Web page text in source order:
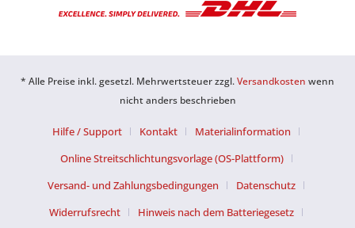
* Alle Preise inkl. gesetzl. Mehrwertsteuer zzgl.Versandkosten wenn
nicht anders beschrieben
Hilfe / Support Kontakt
Materialinformation
Online Streitschlichtungsvorlage (OS-Plattform)
Versand- und Zahlungsbedingungen
Datenschutz
Widerrufsrecht
Hinweis nach dem Batteriegesetz